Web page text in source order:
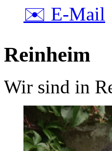
✉️ E-Mail
Reinheim
Wir sind in